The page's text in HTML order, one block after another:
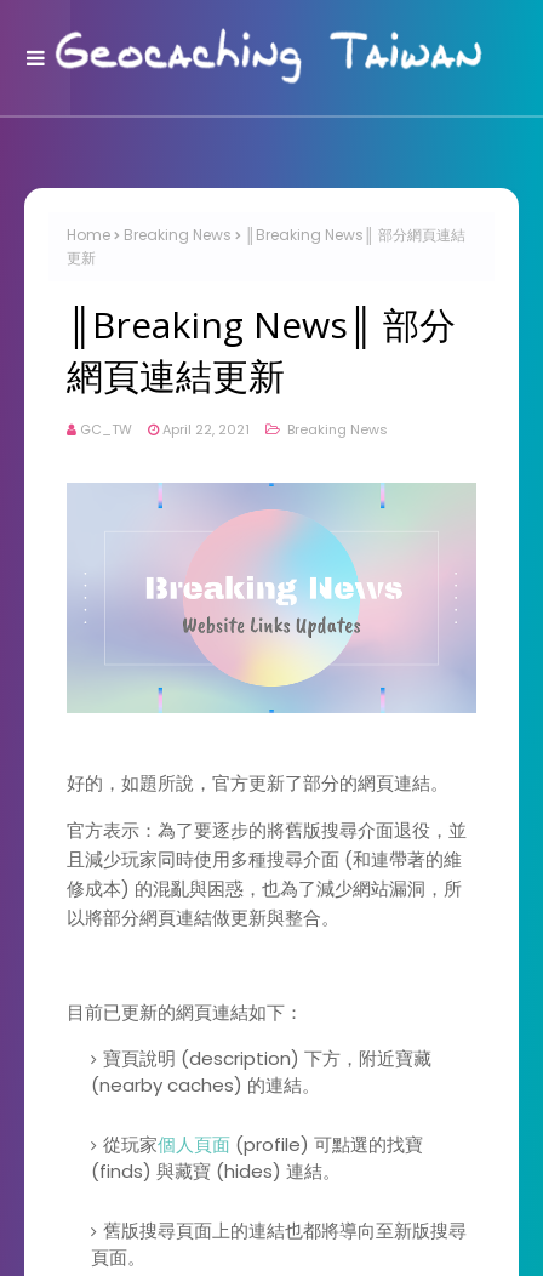
Home Breaking News
║Breaking News║ 部分網頁連結
更新
║Breaking News║ 部分
網頁連結更新
GC_TW April 22, 2021 Breaking News
好的，如題所說，官方更新了部分的網頁連結。
官方表示：為了要逐步的將舊版搜尋介面退役，並
且減少玩家同時使用多種搜尋介面 (和連帶著的維
修成本) 的混亂與困惑，也為了減少網站漏洞，所
以將部分網頁連結做更新與整合。
目前已更新的網頁連結如下：
寶頁說明 (description) 下方，附近寶藏
(nearby caches) 的連結。
從玩家個人頁面 (profile) 可點選的找寶
(finds) 與藏寶 (hides) 連結。
舊版搜尋頁面上的連結也都將導向至新版搜尋
頁面。